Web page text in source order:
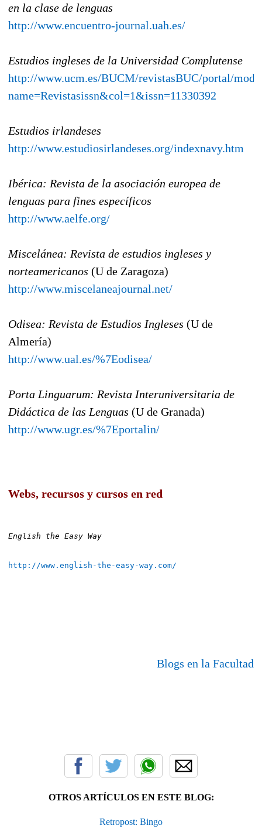
en la clase de lenguas
http://www.encuentro-journal.uah.es/
Estudios ingleses de la Universidad Complutense
http://www.ucm.es/BUCM/revistasBUC/portal/
name=Revistasissn&col=1&issn=11330392
Estudios irlandeses
http://www.estudiosirlandeses.org/indexnavy.htm
Ibérica: Revista de la asociación europea de
lenguas para fines específicos
http://www.aelfe.org/
Miscelánea: Revista de estudios ingleses y
norteamericanos (U de Zaragoza)
http://www.miscelaneajournal.net/
Odisea: Revista de Estudios Ingleses (U de
Almería)
http://www.ual.es/%7Eodisea/
Porta Linguarum: Revista Interuniversitaria de
Didáctica de las Lenguas (U de Granada)
http://www.ugr.es/%7Eportalin/
Webs, recursos y cursos en red
English the Easy Way
http://www.english-the-easy-way.com/
Blogs en la Facultad
OTROS ARTÍCULOS EN ESTE BLOG:
Retropost: Bingo